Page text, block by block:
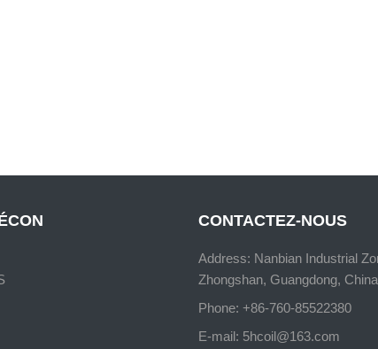
CONTACTEZ-NOUS
Address: Nanbian Industrial
Zhongshan, Guangdong, China
Phone: +86-760-85522380
E-mail: 5hcoil@163.com